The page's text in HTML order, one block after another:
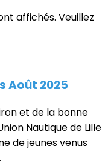
affichés. Veuillez
Août 2025
et de la bonne
Nautique de Lille
de jeunes venus